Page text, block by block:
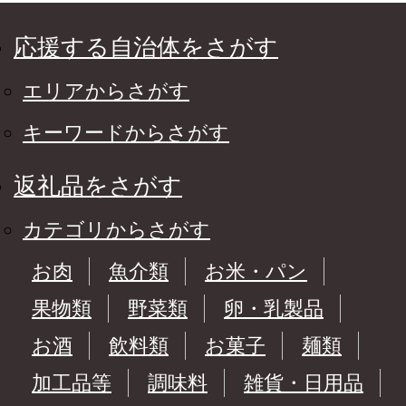
応援する自治体をさがす
エリアからさがす
キーワードからさがす
返礼品をさがす
カテゴリからさがす
お肉
魚介類
お米・パン
果物類
野菜類
卵・乳製品
お酒
飲料類 お菓子
麺類
加工品等
調味料 雑貨・日用品